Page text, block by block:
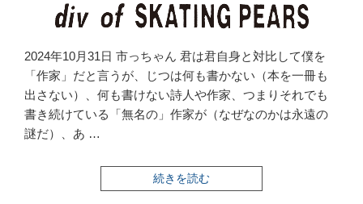
2024年10月31日 市っちゃん 君は君自身と対比して僕を
「作家」だと言うが、じつは何も書かない（本を一冊も
出さない）、何も書けない詩人や作家、つまりそれでも
書き続けている「無名の」作家が（なぜなのかは永遠の
謎だ）、あ …
“騒
音
続きを読む